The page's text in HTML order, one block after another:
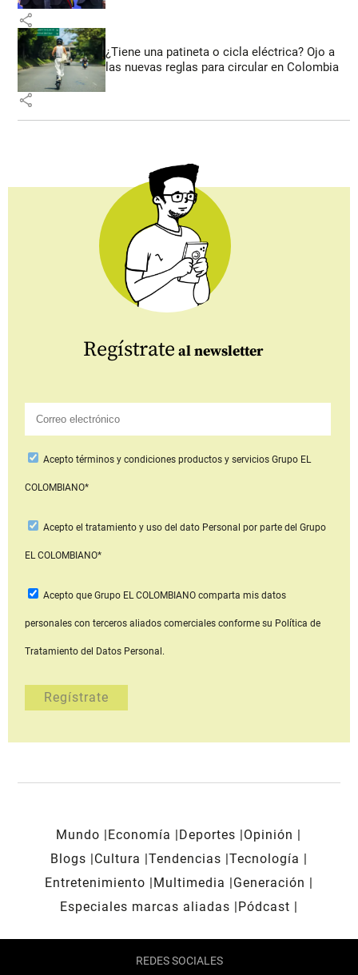
share
¿Tiene una patineta o cicla eléctrica? Ojo a
las nuevas reglas para circular en Colombia
share
Regístrate al newsletter
Aceptotérminos y condiciones productos y serviciosGrupo EL
COLOMBIANO*
Acepto el tratamiento y uso del dato Personal por parte del Grupo
EL COLOMBIANO*
Acepto que Grupo EL COLOMBIANOcomparta mis datos
personales con terceros aliados comerciales conforme su Política de
Tratamiento del Datos Personal.
Mundo Economía Deportes
Opinión
Blogs
Cultura Tendencias Tecnología
Entretenimiento
Multimedia
Generación
Especiales marcas aliadas
Pódcast
REDES SOCIALES